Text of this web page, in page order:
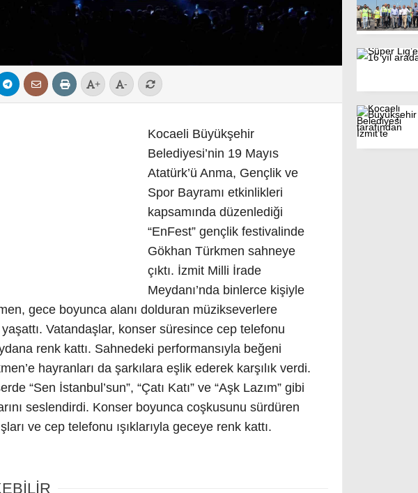
+ -
Kocaeli Büyükşehir
Belediyesi’nin 19 Mayıs
Atatürk’ü Anma, Gençlik ve
Spor Bayramı etkinlikleri
kapsamında düzenlediği
“EnFest” gençlik festivalinde
Gökhan Türkmen sahneye
çıktı. İzmit Milli İrade
Meydanı’nda binlerce kişiyle
gece boyunca alanı dolduran müzikseverlere
Vatandaşlar, konser süresince cep telefonu
renk kattı. Sahnedeki performansıyla beğeni
hayranları da şarkılara eşlik ederek karşılık verdi.
“Sen İstanbul’sun”, “Çatı Katı” ve “Aşk Lazım” gibi
seslendirdi. Konser boyunca coşkusunu sürdüren
ve cep telefonu ışıklarıyla geceye renk kattı.